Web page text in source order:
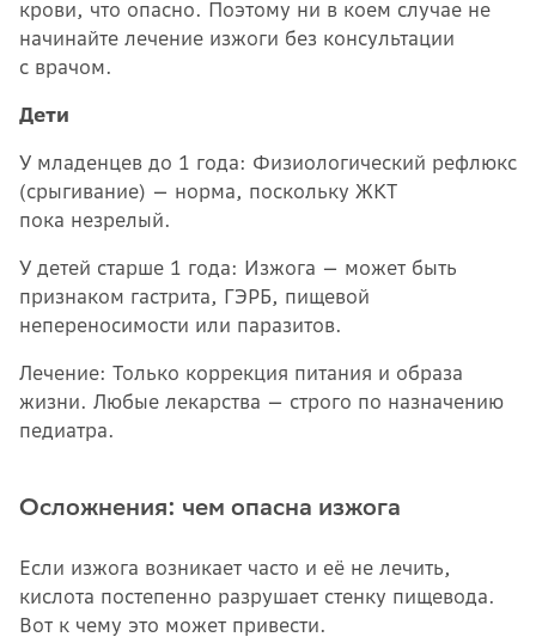
крови, что опасно. Поэтому ни в коем случае не
начинайте лечение изжоги без консультации
с врачом.
Дети
У младенцев до 1 года: Физиологический рефлюкс
(срыгивание) — норма, поскольку ЖКТ
пока незрелый.
У детей старше 1 года: Изжога — может быть
признаком гастрита, ГЭРБ, пищевой
непереносимости или паразитов.
Лечение: Только коррекция питания и образа
жизни. Любые лекарства — строго по назначению
педиатра.
Осложнения: чем опасна изжога
Если изжога возникает часто и её не лечить,
кислота постепенно разрушает стенку пищевода.
Вот к чему это может привести.